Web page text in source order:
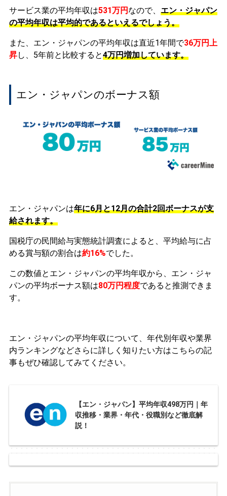
サービス業の平均年収は531万円 なので、 エン・ジャパン
の平均年収は平均的であるといえるでしょう。
また、エン・ジャパンの平均年収は直近1年間で36万円上
昇し、5年前と比較すると4万円増加しています。
エン・ジャパンのボーナス額
エン・ジャパンは年に6月と12月の合計2回ボーナスが支
給されます。
国税庁の民間給与実態統計調査によると、平均給与に占
める賞与額の割合は約16%でした。
この数値とエン・ジャパンの平均年収から、エン・ジャ
パンの平均ボーナス額は80万円程度であると推測できま
す。
エン・ジャパンの平均年収について、年代別年収や業界
内ランキングなどさらに詳しく知りたい方はこちらの記
事もぜひ確認してみてください。
【エン・ジャパン】平均年収498万円｜年
収推移・業界・年代・役職別など徹底解
説！